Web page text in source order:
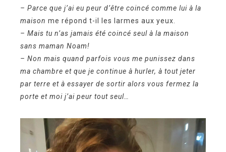
– Parce que j’ai eu peur d’être coincé comme lui à la
maison me répond t-il les larmes aux yeux.
– Mais tu n’as jamais été coincé seul à la maison
sans maman Noam!
– Non mais quand parfois vous me punissez dans
ma chambre et que je continue à hurler, à tout jeter
par terre et à essayer de sortir alors vous fermez la
porte et moi j’ai peur tout seul…